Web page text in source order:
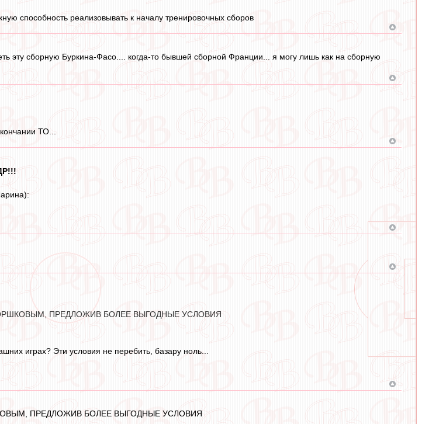
способность реализовывать к началу тренировочных сборов
эту сборную Буркина-Фасо.... когда-то бывшей сборной Франции... я могу лишь как на сборную
ТО...
ПРЕДЛОЖИВ БОЛЕЕ ВЫГОДНЫЕ УСЛОВИЯ
играх? Эти условия не перебить, базару ноль...
ПРЕДЛОЖИВ БОЛЕЕ ВЫГОДНЫЕ УСЛОВИЯ